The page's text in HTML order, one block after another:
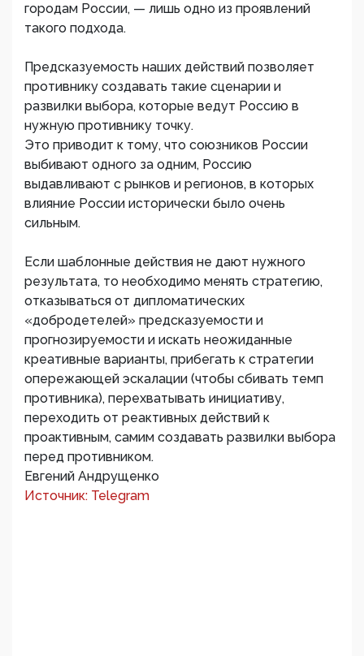
городам России, — лишь одно из проявлений
такого подхода.
Предсказуемость наших действий позволяет
противнику создавать такие сценарии и
развилки выбора, которые ведут Россию в
нужную противнику точку.
Это приводит к тому, что союзников России
выбивают одного за одним, Россию
выдавливают с рынков и регионов, в которых
влияние России исторически было очень
сильным.
Если шаблонные действия не дают нужного
результата, то необходимо менять стратегию,
отказываться от дипломатических
«добродетелей» предсказуемости и
прогнозируемости и искать неожиданные
креативные варианты, прибегать к стратегии
опережающей эскалации (чтобы сбивать темп
противника), перехватывать инициативу,
переходить от реактивных действий к
проактивным, самим создавать развилки выбора
перед противником.
Евгений Андрущенко
Источник: Telegram